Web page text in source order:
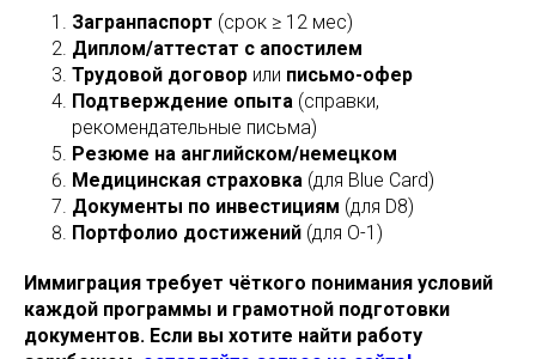
Загранпаспорт (срок ≥ 12 мес)
Диплом/аттестат с апостилем
Трудовой договор или письмо-офер
Подтверждение опыта (справки,
рекомендательные письма)
Резюме на английском/немецком
Медицинская страховка (для Blue Card)
Документы по инвестициям (для D8)
Портфолио достижений (для O-1)
Иммиграция требует чёткого понимания условий
каждой программы и грамотной подготовки
документов. Если вы хотите найти работу